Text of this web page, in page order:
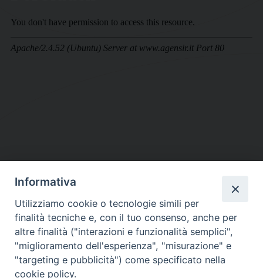
DIOCESI SUBURBICARIA DI ALBANO
Contatti:Tel.: 06.93268401 - Fax.: 06.9323844
E-mail:curia@diocesidialbano.it
Orari: dal Lunedì al Venerdì Ore: 9:00 - 13:00
Informativa
Utilizziamo cookie o tecnologie simili per
finalità tecniche e, con il tuo consenso, anche per
altre finalità ("interazioni e funzionalità semplici",
"miglioramento dell'esperienza", "misurazione" e
"targeting e pubblicità") come specificato nella
cookie policy.